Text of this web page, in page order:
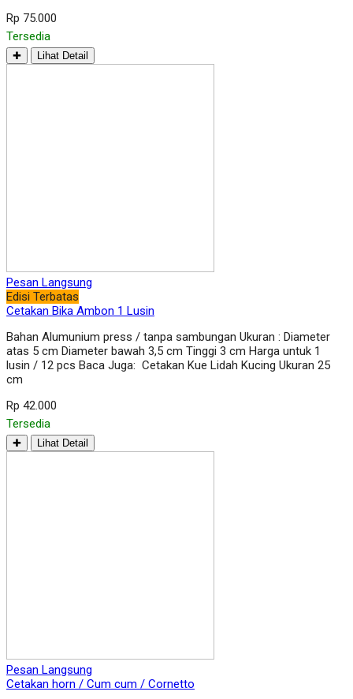
Rp 75.000
Tersedia
✚ Lihat Detail
Pesan Langsung
Edisi Terbatas
Cetakan Bika Ambon 1 Lusin
Bahan Alumunium press / tanpa sambungan Ukuran : Diameter
atas 5 cm Diameter bawah 3,5 cm Tinggi 3 cm Harga untuk 1
lusin / 12 pcs Baca Juga: Cetakan Kue Lidah Kucing Ukuran 25
cm
Rp 42.000
Tersedia
✚ Lihat Detail
Pesan Langsung
Cetakan horn / Cum cum / Cornetto